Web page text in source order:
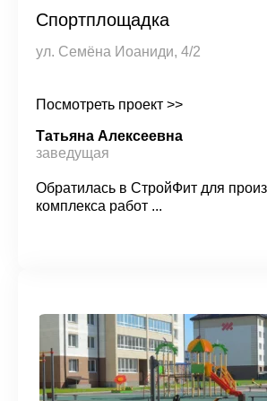
Спортплощадка
ул. Семёна Иоаниди, 4/2
Посмотреть проект >>
Татьяна Алексеевна
заведущая
Обратилась в СтройФит для
комплекса работ ...